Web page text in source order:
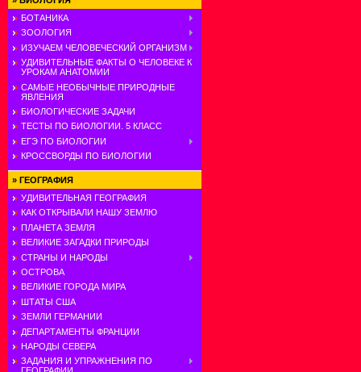
БОТАНИКА
ЗООЛОГИЯ
ИЗУЧАЕМ ЧЕЛОВЕЧЕСКИЙ ОРГАНИЗМ
УДИВИТЕЛЬНЫЕ ФАКТЫ О ЧЕЛОВЕКЕ К
УРОКАМ АНАТОМИИ
САМЫЕ НЕОБЫЧНЫЕ ПРИРОДНЫЕ
ЯВЛЕНИЯ
БИОЛОГИЧЕСКИЕ ЗАДАЧИ
ТЕСТЫ ПО БИОЛОГИИ. 5 КЛАСС
ЕГЭ ПО БИОЛОГИИ
КРОССВОРДЫ ПО БИОЛОГИИ
» ГЕОГРАФИЯ
УДИВИТЕЛЬНАЯ ГЕОГРАФИЯ
КАК ОТКРЫВАЛИ НАШУ ЗЕМЛЮ
ПЛАНЕТА ЗЕМЛЯ
ВЕЛИКИЕ ЗАГАДКИ ПРИРОДЫ
СТРАНЫ И НАРОДЫ
ОСТРОВА
ВЕЛИКИЕ ГОРОДА МИРА
ШТАТЫ США
ЗЕМЛИ ГЕРМАНИИ
ДЕПАРТАМЕНТЫ ФРАНЦИИ
НАРОДЫ СЕВЕРА
ЗАДАНИЯ И УПРАЖНЕНИЯ ПО